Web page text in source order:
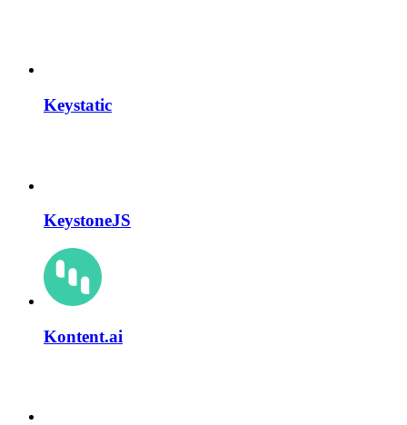
Keystatic
KeystoneJS
Kontent.ai